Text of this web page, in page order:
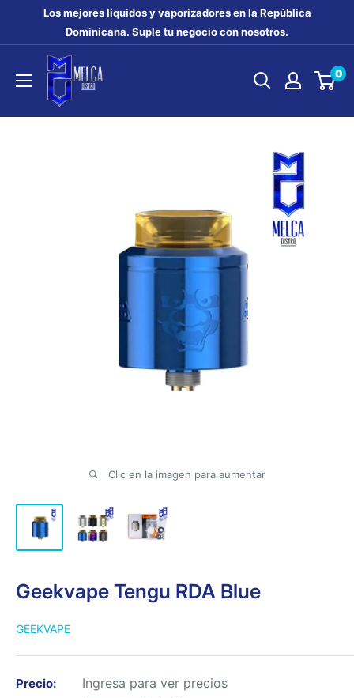
directamente
contenido
Los mejores líquidos y vaporizadores en la República
Dominicana. Suple tu negocio con nosotros.
MELCA
DISTRO
0
Clic en la imagen para aumentar
Geekvape Tengu RDA Blue
GEEKVAPE
Precio: Ingresa para ver precios